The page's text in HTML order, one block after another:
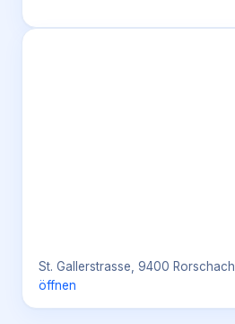
St. Gallerstrasse, 9400 Rorschach
öffnen